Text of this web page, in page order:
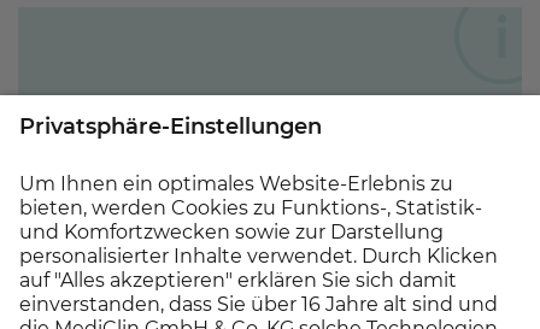
Ihre Ansprechperson
Bitte bewerben Sie sich online über unsere
Karrierewebsite. Für Rückfragen steht Ihnen
gern unsere Personalverwaltungunter der
05042/600-192
zur Verfügung.
Wir freuen uns auf Ihre Bewerbung!